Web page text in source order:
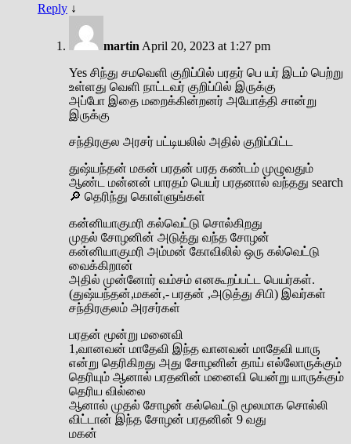
Reply ↓
martin April 20, 2023 at 1:27 pm
Yes சிந்து சமவெளி குறிப்பில் பரதர் பெ யர் இடம் பெற்று
உள்ளது வெளி நாட்டவர் குறிப்பில் இருக்கு
அப்போ இதை மறைக்கின்றனர் அயோத்தி சான்று
இருக்கு
சந்திரகுல அரசர் பட்டியலில் அதில் குறிப்பிட்ட
துஷ்யந்தன் மகன் பரதன் பரத கண்டம் முழுவதும்
ஆண்ட மன்னன் பாரதம் பெயர் பரதனால் வந்தது search
🔎 தெரிந்து கொள்ளுங்கள்
கன்னியாகுமரி கல்வெட்டு சொல்கிறது
முதல் சோழனின் அடுத்து வந்த சோழன்
கன்னியாகுமரி அம்மன் கோவிலில் ஒரு கல்வெட்டு
வைக்கிறான்
அதில் முன்னோர் வம்சம் எனகூறப்பட்ட பெயர்கள்.
(துஷ்யந்தன்,மகன்,- பரதன் ,அடுத்து சிபி) இவர்கள்
சந்திரகுலம் அரசர்கள்
பரதன் மூன்று மனைவி
1,வானவன் மாதேவி இந்த வானவன் மாதேவி யாரு
என்று தெரிகிறது அது சோழனின் தாய் எல்லோருக்கும்
தெரியும் ஆனால் பரதனின் மனைவி யென்று யாருக்கும்
தெரிய வில்லை
ஆனால் முதல் சோழன் கல்வெட்டு மூலமாக சொல்லி
விட்டான் இந்த சோழன் பரதனின் 9 வது
மகன்